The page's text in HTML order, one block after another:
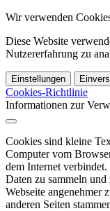
Wir verwenden
Diese Website
Nutzererfahrung zu
Einstellungen
Cookies-Richtlinie
Informationen zur
Cookies sind kleine
Computer vom
dem Internet
Daten zu sammeln
Webseite angenehmer
anderen Seiten